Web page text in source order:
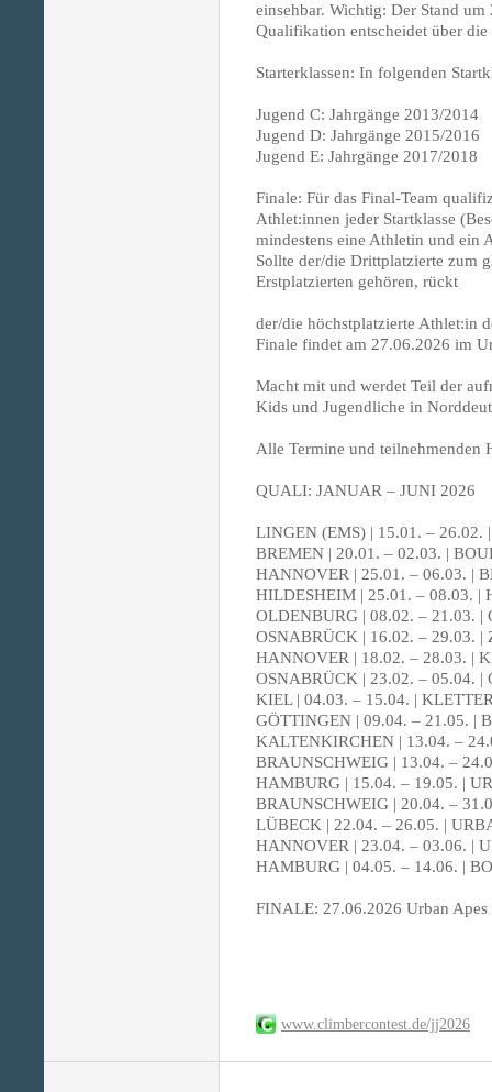
einsehbar. Wichtig: Der Stand
Qualifikation entscheidet über
Starterklassen: In folgenden
Jugend C: Jahrgänge 2013/2014
Jugend D: Jahrgänge 2015/2016
Jugend E: Jahrgänge 2017/2018
Finale: Für das Final-Team
Athlet:innen jeder Startklasse
mindestens eine Athletin und ein
Sollte der/die Drittplatzierte zum
Erstplatzierten gehören, rückt
der/die höchstplatzierte Athlet:in
Finale findet am 27.06.2026 im
Macht mit und werdet Teil der
Kids und Jugendliche in
Alle Termine und teilnehmenden
QUALI: JANUAR – JUNI 2026
LINGEN (EMS) | 15.01. – 26.02.
BREMEN | 20.01. – 02.03. |
HANNOVER | 25.01. – 06.03. |
HILDESHEIM | 25.01. – 08.03. |
OLDENBURG | 08.02. – 21.03. |
OSNABRÜCK | 16.02. – 29.03. |
HANNOVER | 18.02. – 28.03. |
OSNABRÜCK | 23.02. – 05.04. |
KIEL | 04.03. – 15.04. |
GÖTTINGEN | 09.04. – 21.05. |
KALTENKIRCHEN | 13.04. –
BRAUNSCHWEIG | 13.04. –
HAMBURG | 15.04. – 19.05. |
BRAUNSCHWEIG | 20.04. –
LÜBECK | 22.04. – 26.05. |
HANNOVER | 23.04. – 03.06. |
HAMBURG | 04.05. – 14.06. |
FINALE: 27.06.2026 Urban Apes
www.climbercontest.de/jj2026